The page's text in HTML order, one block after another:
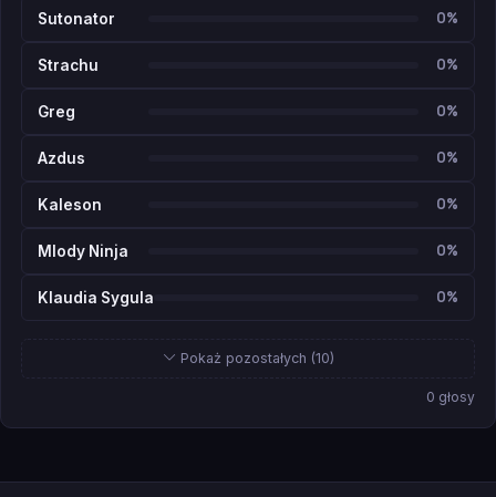
Sutonator 0%
Strachu 0%
Greg 0%
Azdus 0%
Kaleson 0%
Mlody Ninja 0%
Klaudia Sygula 0%
Pokaż pozostałych (10)
0 głosy